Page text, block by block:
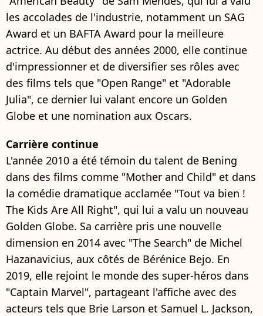
les accolades de l'industrie, notamment un SAG
Award et un BAFTA Award pour la meilleure
actrice. Au début des années 2000, elle continue
d'impressionner et de diversifier ses rôles avec
des films tels que "Open Range" et "Adorable
Julia", ce dernier lui valant encore un Golden
Globe et une nomination aux Oscars.
Carrière continue
L'année 2010 a été témoin du talent de Bening
dans des films comme "Mother and Child" et dans
la comédie dramatique acclamée "Tout va bien !
The Kids Are All Right", qui lui a valu un nouveau
Golden Globe. Sa carrière pris une nouvelle
dimension en 2014 avec "The Search" de Michel
Hazanavicius, aux côtés de Bérénice Bejo. En
2019, elle rejoint le monde des super-héros dans
"Captain Marvel", partageant l'affiche avec des
acteurs tels que Brie Larson et Samuel L. Jackson,